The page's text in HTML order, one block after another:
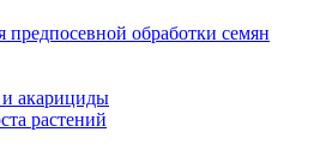
предпосевной обработки семян
акарициды
растений